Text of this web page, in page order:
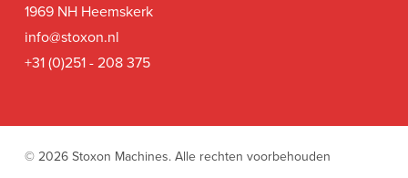
1969 NH Heemskerk
info@stoxon.nl
+31 (0)251 - 208 375
© 2026 Stoxon Machines. Alle rechten voorbehouden